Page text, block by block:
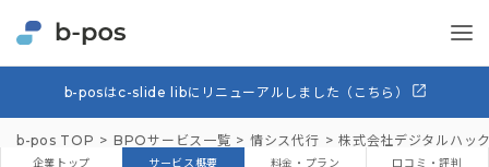
b-posはc-slide libにリニューアルしました（こちら）
b-pos TOP BPOサービス一覧 情シス代行 株式会社デジタルハッ
企業トップ サービス概要 料金・プラン 口コミ・評判